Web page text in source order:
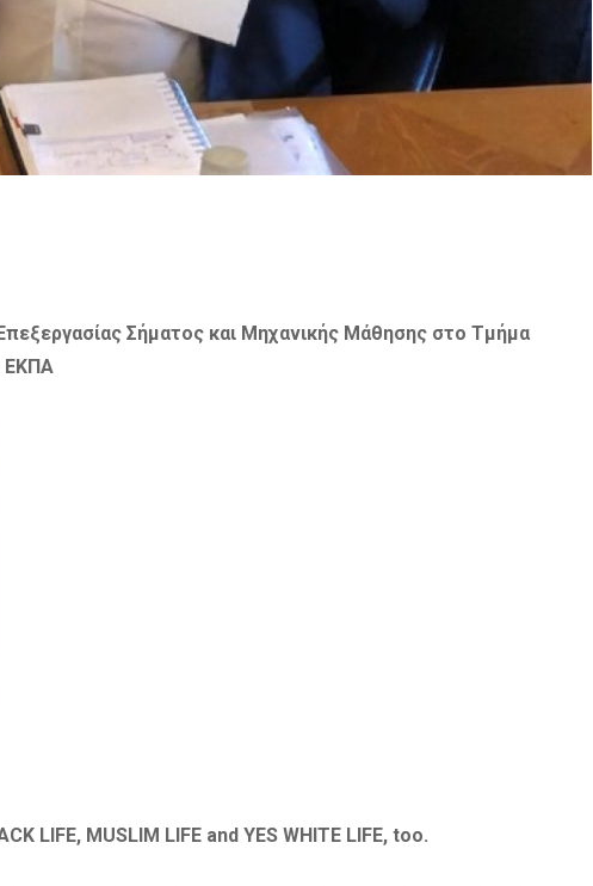
Σήματος και Μηχανικής Μάθησης στο Τμήμα
ΕΚΠΑ
LIFE, MUSLIM LIFE and YES WHITE LIFE, too.